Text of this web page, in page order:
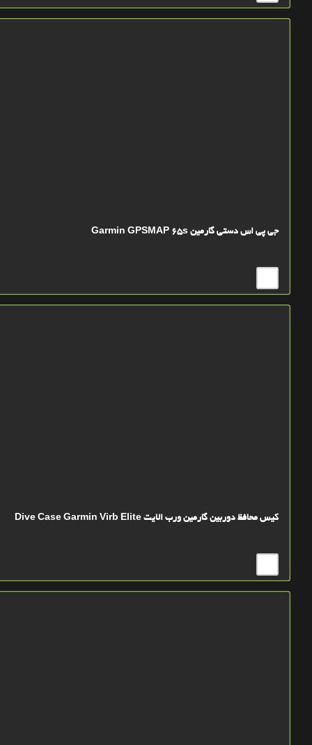
جی پی اس دستی گارمین Garmin GPSMAP 65s
کیس محافظ دوربین گارمین ورب الایت Dive Case Garmin Virb Elite